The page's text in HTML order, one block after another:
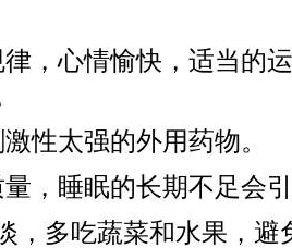
，心情愉快，适当的
性太强的外用药物。
，睡眠的长期不足会
，多吃蔬菜和水果，